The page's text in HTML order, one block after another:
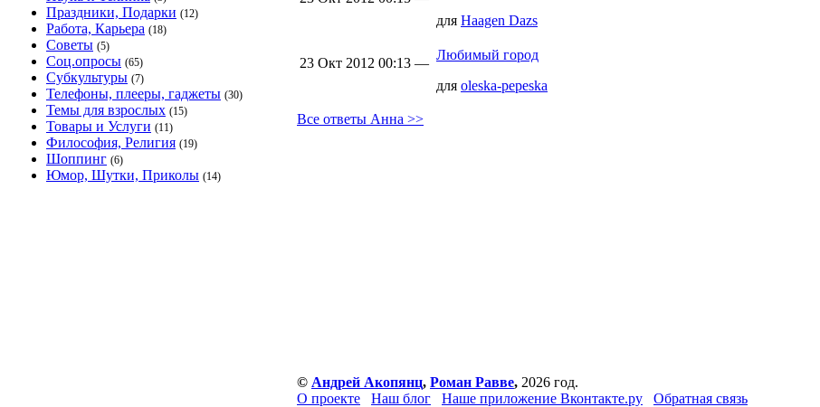
Праздники, Подарки (12)
Работа, Карьера (18)
Советы (5)
Соц.опросы (65)
Субкультуры (7)
Телефоны, плееры, гаджеты (30)
Темы для взрослых (15)
Товары и Услуги (11)
Философия, Религия (19)
Шоппинг (6)
Юмор, Шутки, Приколы (14)
для Haagen Dazs
23 Окт 2012 00:13 —
Любимый город
для oleska-pepeska
Все ответы Анна >>
© Андрей Акопянц, Роман Равве, 2026 год.
О проекте
Наш блог Наше приложение Вконтакте.ру Обратная связь